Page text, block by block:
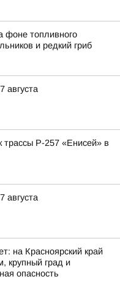
фоне топливного
и редкий гриб
августа
трассы Р-257 «Енисей» в
августа
на Красноярский край
крупный град и
опасность